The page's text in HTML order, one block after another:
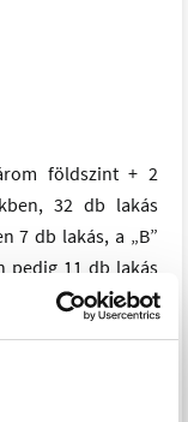
földszint + 2
32 db lakás
7 db lakás, a „B”
pedig 11 db lakás
db parkolóhely